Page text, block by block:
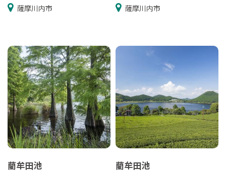
薩摩川内市 薩摩川内市
藺牟田池 藺牟田池